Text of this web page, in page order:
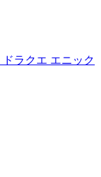
ドラクエ エニック